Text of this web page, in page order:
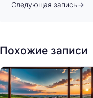
Следующая запись
Похожие записи